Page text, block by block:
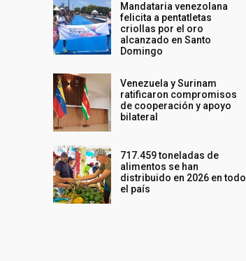
Mandataria venezolana
felicita a pentatletas
criollas por el oro
alcanzado en Santo
Domingo
Venezuela y Surinam
ratificaron compromisos
de cooperación y apoyo
bilateral
717.459 toneladas de
alimentos se han
distribuido en 2026 en todo
el país